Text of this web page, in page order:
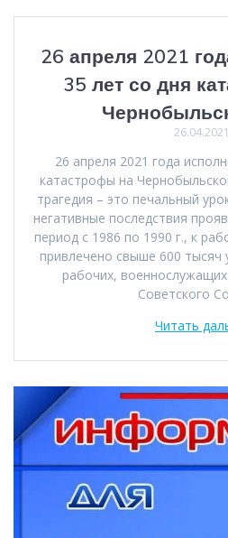
26 апреля 2021
35 лет со дня
26.04.2021
26 апреля 2021 года
катастрофы на
трагедия – это печальный
негативные последствия
период с 1986 по 1990 г., к
привлечено свыше 600 тысяч
рабочих, военнослужащих
Советского
Читать